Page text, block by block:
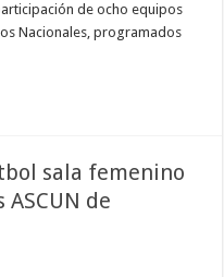
de ocho equipos
Nacionales, programados
sala femenino
ASCUN de